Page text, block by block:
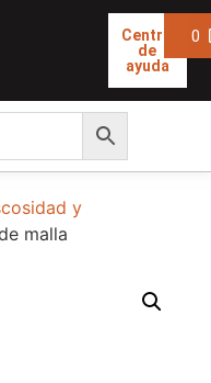
Centro
de
ayuda
0
y
malla